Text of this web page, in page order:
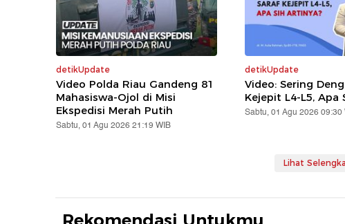
detikUpdate
Video Polda Riau Gandeng 81
Mahasiswa-Ojol di Misi
Ekspedisi Merah Putih
Sabtu, 01 Agu 2026 21:19 WIB
detikUpdate
Video: Sering
Kejepit L4-L5, Apa
Sabtu, 01 Agu 2026 09:30
Lihat